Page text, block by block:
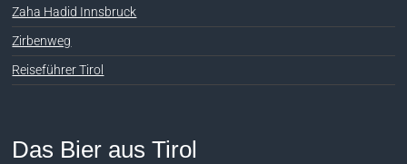
Zaha Hadid Innsbruck
Zirbenweg
Reiseführer Tirol
Das Bier aus Tirol